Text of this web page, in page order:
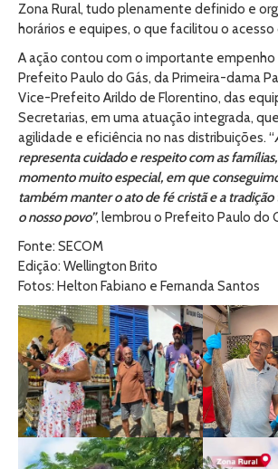
Zona Rural, tudo plenamente definido e
horários e equipes, o que facilitou o
A ação contou com o importante
Prefeito Paulo do Gás, da Primeira-dama
Vice-Prefeito Arildo de Florentino, das
Secretarias, em uma atuação integrada,
agilidade e eficiência no nas distribuições. “
representa cuidado e respeito com as
momento muito especial, em que
também manter o ato de fé cristã e a
o nosso povo”, lembrou o Prefeito Paulo do
Fonte: SECOM
Edição: Wellington Brito
Fotos: Helton Fabiano e Fernanda Santos